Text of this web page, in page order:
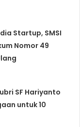
Startup, SMSI
Nomor 49
SF Hariyanto
untuk 10